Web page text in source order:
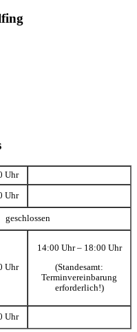
Uhr
Uhr
geschlossen
Uhr
14:00 Uhr – 18:00 Uhr
(Standesamt:
Terminvereinbarung
erforderlich!)
Uhr